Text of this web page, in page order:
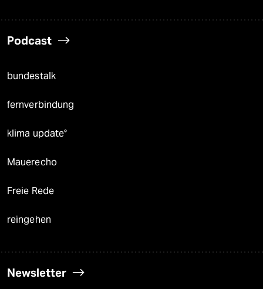
Podcast
bundestalk
fernverbindung
klima update°
Mauerecho
Freie Rede
reingehen
Newsletter